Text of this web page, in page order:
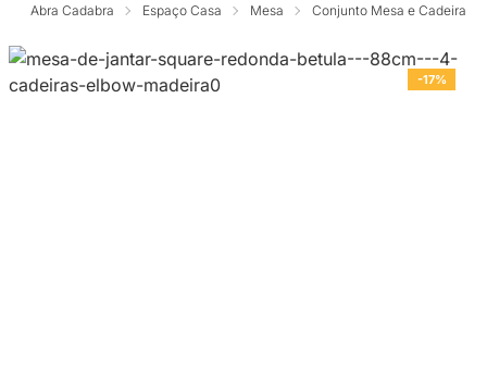
Abra Cadabra Espaço Casa Mesa Conjunto Mesa e Cadeira
-17%